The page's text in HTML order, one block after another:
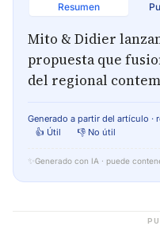
Resumen
Mito & Didier
propuesta que
del regional
Generado a partir del artículo ·
👍 Útil
👎 No útil
✨ Generado con IA · puede